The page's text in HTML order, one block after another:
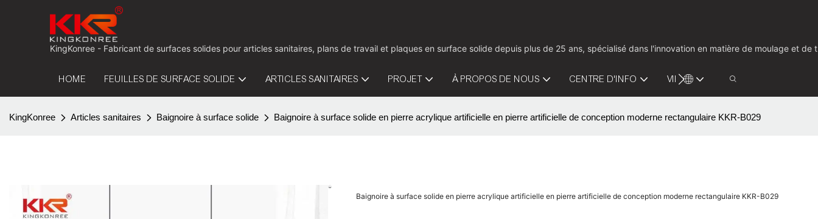
KingKonree - Fabricant de surfaces solides pour articles sanitaires, plans de travail et plaques en surface solide depuis plus de 25 ans, spécialisé dans l'innovation en matière de moulage et de
HOME FEUILLES DE SURFACE SOLIDE ARTICLES SANITAIRES PROJET À PROPOS DE NOUS CENTRE D'INFO VIDÉO CONTACTEZ-NOUS
KingKonree Articles sanitaires Baignoire à surface solide Baignoire à surface solide en pierre acrylique artificielle en pierre artificielle de conception moderne rectangulaire KKR-B029
Baignoire à surface solide en pierre acrylique artificielle en pierre artificielle de conception moderne rectangulaire KKR-B029